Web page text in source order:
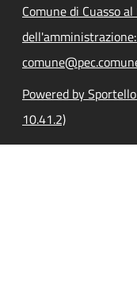
Comune di Cuasso
Powered by
10.41.2)